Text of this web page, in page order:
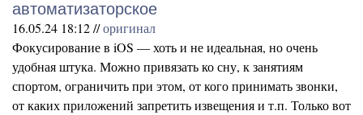
автоматизаторское
16.05.24 18:12 //оригинал
Фокусирование в iOS — хоть и не идеальная, но очень
удобная штука. Можно привязать ко сну, к занятиям
спортом, ограничить при этом, от кого принимать звонки,
от каких приложений запретить извещения и т.п. Только вот